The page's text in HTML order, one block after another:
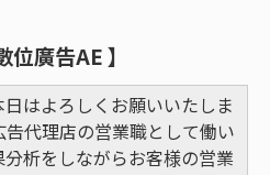
廣告AE 】
はよろしくお願いいたしま
代理店の営業職として働い
析をしながらお客様の営業